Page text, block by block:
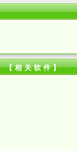
【相关软件】